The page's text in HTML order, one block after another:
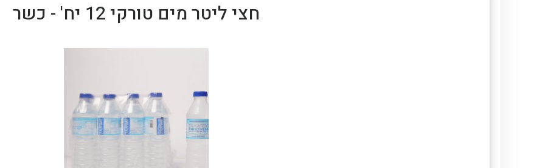
חצי ליטר מים טורקי 12 יח' - כשר